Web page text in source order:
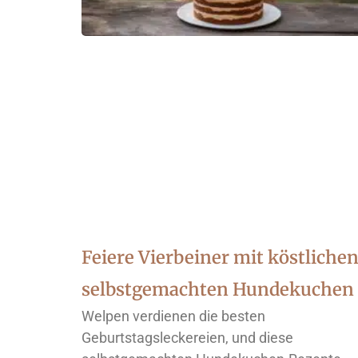
Feiere Vierbeiner mit köstlichen
selbstgemachten Hundekuchen
Welpen verdienen die besten
Geburtstagsleckereien, und diese